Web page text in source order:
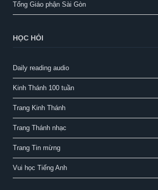
Tổng Giáo phận Sài Gòn
HỌC HỎI
Daily reading audio
Kinh Thánh 100 tuần
Trang Kinh Thánh
Trang Thánh nhạc
Trang Tin mừng
Vui học Tiếng Anh